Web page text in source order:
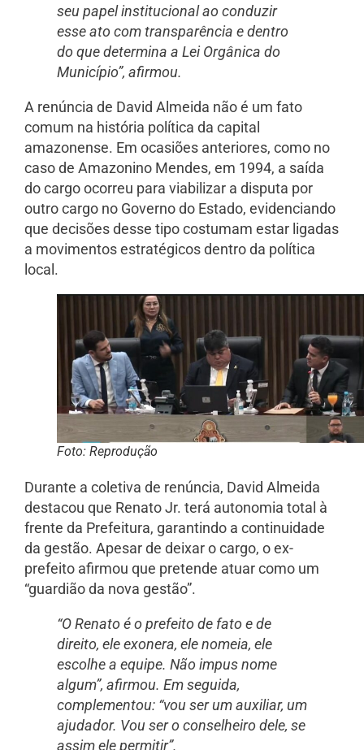
seu papel institucional ao conduzir
esse ato com transparência e dentro
do que determina a Lei Orgânica do
Município”, afirmou.
A renúncia de David Almeida não é um fato
comum na história política da capital
amazonense. Em ocasiões anteriores, como no
caso de Amazonino Mendes, em 1994, a saída
do cargo ocorreu para viabilizar a disputa por
outro cargo no Governo do Estado, evidenciando
que decisões desse tipo costumam estar ligadas
a movimentos estratégicos dentro da política
local.
Foto: Reprodução
Durante a coletiva de renúncia, David Almeida
destacou que Renato Jr. terá autonomia total à
frente da Prefeitura, garantindo a continuidade
da gestão. Apesar de deixar o cargo, o ex-
prefeito afirmou que pretende atuar como um
“guardião da nova gestão”.
“O Renato é o prefeito de fato e de
direito, ele exonera, ele nomeia, ele
escolhe a equipe. Não impus nome
algum”, afirmou. Em seguida,
complementou: “vou ser um auxiliar, um
ajudador. Vou ser o conselheiro dele, se
assim ele permitir”.